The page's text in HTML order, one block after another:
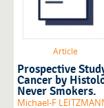
Article
Prospective
Cancer by
Never Smokers.
Michael-F